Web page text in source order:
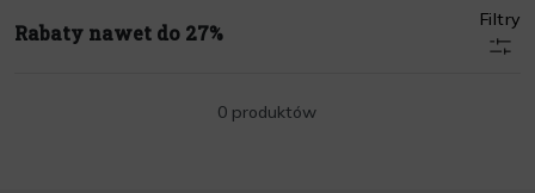
Rabaty nawet do 27%
Filtry
0 produktów